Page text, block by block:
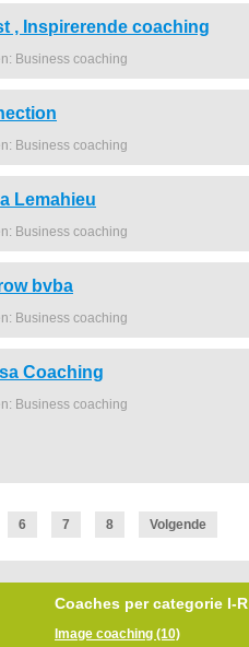
, Inspirerende coaching
Business coaching
Business coaching
Lemahieu
Business coaching
bvba
Business coaching
Coaching
Business coaching
6 7 8 Volgende
Coaches per categorie I-R
Image coaching (10)